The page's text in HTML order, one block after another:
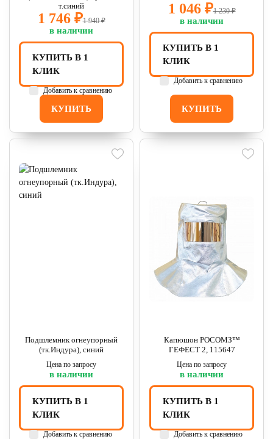
т.синий
1 746 ₽1 940 ₽
в наличии
КУПИТЬ
КУПИТЬ В 1
КЛИК
Добавить к сравнению
1 046 ₽1 230 ₽
в наличии
КУПИТЬ
КУПИТЬ В 1
КЛИК
Добавить к сравнению
Подшлемник огнеупорный
(тк.Индура), синий
Цена по запросу
в наличии
КУПИТЬ В 1
КЛИК
Добавить к сравнению
Капюшон РОСОМЗ™
ГЕФЕСТ 2, 115647
Цена по запросу
в наличии
КУПИТЬ В 1
КЛИК
Добавить к сравнению